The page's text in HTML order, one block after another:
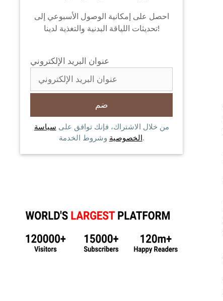
احصل على إمكانية الوصول الأسبوعي إلى
تحديثات اللياقة البدنية والتغذية لدينا!
عنوان البريد الإلكتروني
من خلال الاشتراك، فإنك توافق على سياسة
الخصوصية وشروط الخدمة.